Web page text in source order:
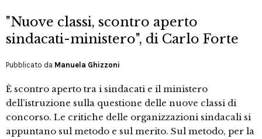
"Nuove classi, scontro aperto
sindacati-ministero", di Carlo Forte
Pubblicato da Manuela Ghizzoni
È scontro aperto tra i sindacati e il ministero
dell’istruzione sulla questione delle nuove classi di
concorso. Le critiche delle organizzazioni sindacali si
appuntano sul metodo e sul merito. Sul metodo, per la